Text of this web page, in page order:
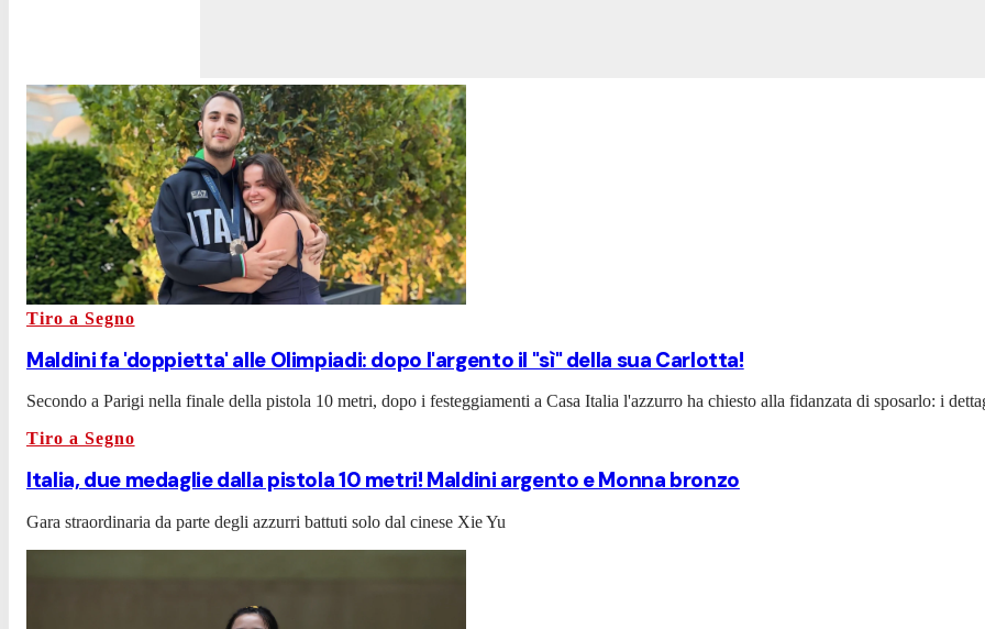
Tiro a Segno
Maldini fa 'doppietta' alle Olimpiadi: dopo l'argento il "sì" della sua Carlotta!
Secondo a Parigi nella finale della pistola 10 metri, dopo i festeggiamenti a Casa Italia l'azzurro ha chiesto alla fidanzata di sposarlo: i
Tiro a Segno
Italia, due medaglie dalla pistola 10 metri! Maldini argento e Monna bronzo
Gara straordinaria da parte degli azzurri battuti solo dal cinese Xie Yu